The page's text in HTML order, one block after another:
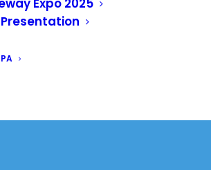
Expo 2025
2025 | INSENZA CATEGORIA